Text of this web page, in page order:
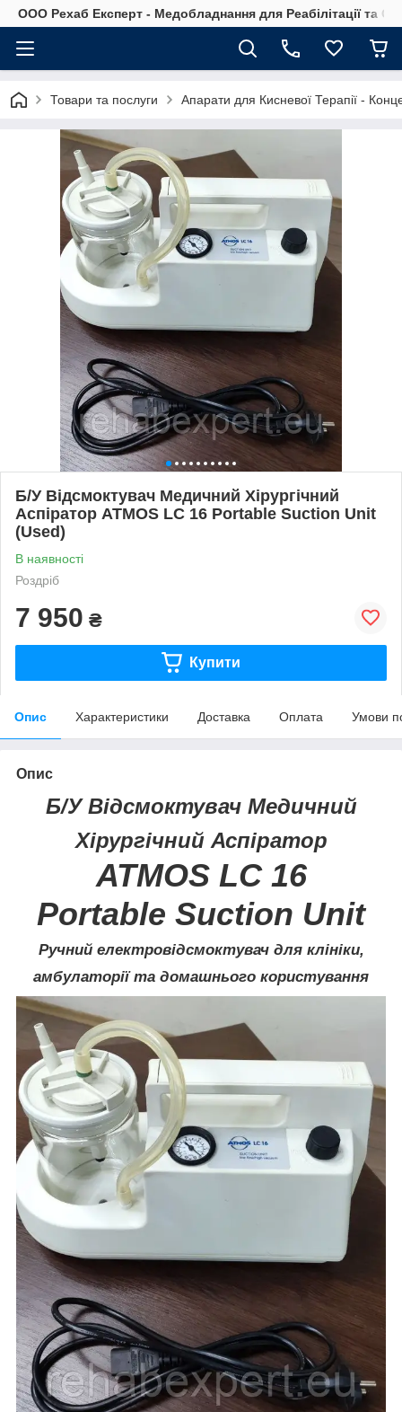
OOO Рехаб Експерт - Медобладнання для Реабілітації та
Товари та послуги Апарати для Кисневої Терапії -
Б/У Відсмоктувач Медичний Хірургічний
Аспіратор ATMOS LC 16 Portable Suction Unit
(Used)
В наявності
Роздріб
7 950 ₴
Купити
Опис Характеристики Доставка Оплата Умови
Опис
Б/У Відсмоктувач Медичний
Хірургічний Аспіратор
ATMOS LC 16
Portable Suction Unit
Ручний електровідсмоктувач для клініки,
амбулаторії та домашнього користування